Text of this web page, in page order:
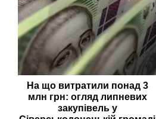
На що витратили понад 3
млн грн: огляд липневих
закупівель у